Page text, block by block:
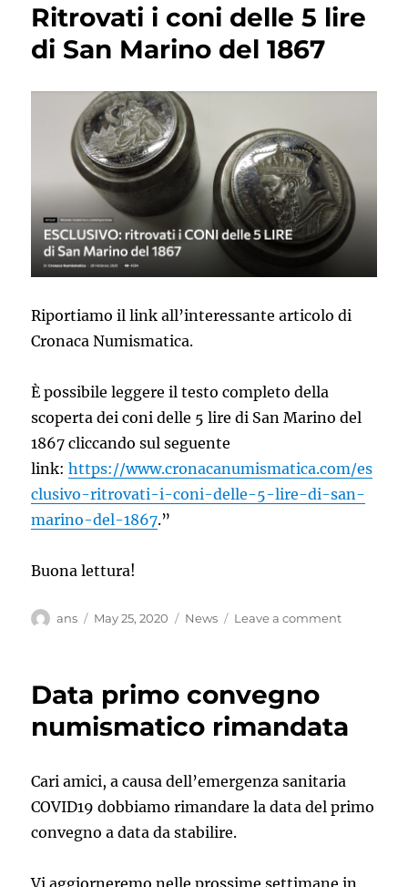
del
“Premio
Numismatico
San
Marino”
Ritrovati i coni delle 5 lire
di San Marino del 1867
Riportiamo il link all’interessante articolo di
Cronaca Numismatica.
È possibile leggere il testo completo della
scoperta dei coni delle 5 lire di San Marino del
1867 cliccando sul seguente
link:https://www.cronacanumismatica.com/es
clusivo-ritrovati-i-coni-delle-5-lire-di-san-
marino-del-1867.”
Buona lettura!
Author
ans
Posted
May 25, 2020 Categories
News Leave a commenton
lire
Marino
del
Data primo convegno
numismatico rimandata
Cari amici, a causa dell’emergenza sanitaria
COVID19 dobbiamo rimandare la data del primo
convegno a data da stabilire.